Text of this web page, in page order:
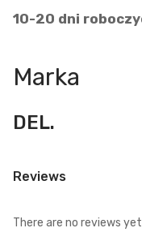
10-20 dni
Marka
DEL.
Reviews
There are no reviews